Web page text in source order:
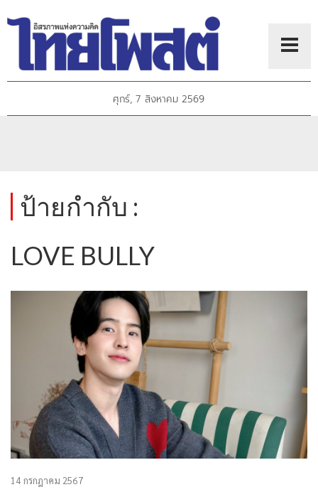
ศุกร์, 7 สิงหาคม 2569
ป้ายกำกับ :
LOVE BULLY
14 กรกฎาคม 2567